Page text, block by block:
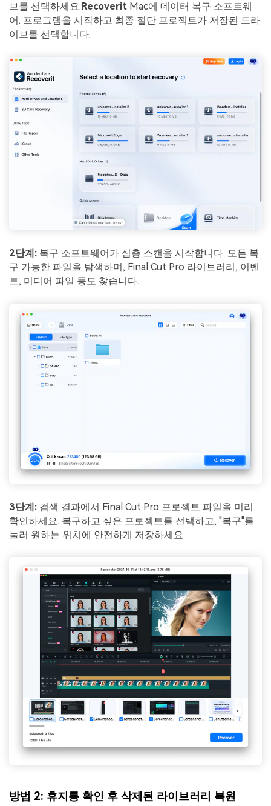
브를 선택하세요. Recoverit Mac에 데이터 복구 소프트웨
어. 프로그램을 시작하고 최종 절단 프로젝트가 저장된 드라
이브를 선택합니다.
2단계: 복구 소프트웨어가 심층 스캔을 시작합니다. 모든 복
구 가능한 파일을 탐색하며, Final Cut Pro 라이브러리, 이벤
트, 미디어 파일 등도 찾습니다.
3단계: 검색 결과에서 Final Cut Pro 프로젝트 파일을 미리
확인하세요. 복구하고 싶은 프로젝트를 선택하고, "복구"를
눌러 원하는 위치에 안전하게 저장하세요.
방법 2: 휴지통 확인 후 삭제된 라이브러리 복원